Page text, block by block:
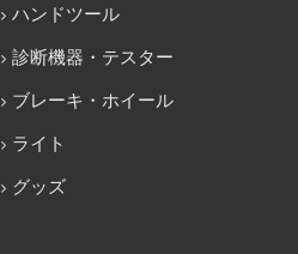
ハンドツール
診断機器・テスター
ブレーキ・ホイール
ライト
グッズ